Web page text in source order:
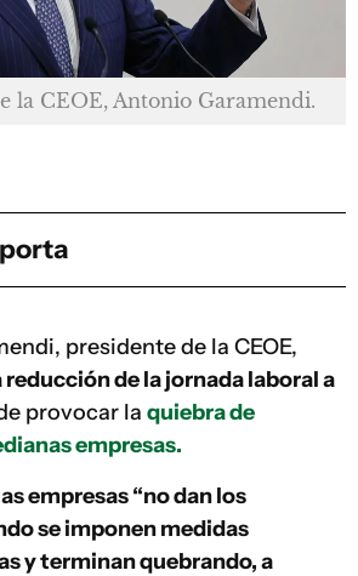
la CEOE, Antonio Garamendi.
reducción de la jornada laboral a
provocar la quiebra de
empresas.
empresas “no dan los
se imponen medidas
y terminan quebrando, a